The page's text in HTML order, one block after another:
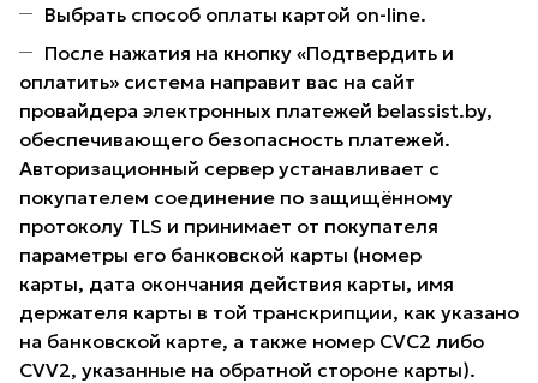
Выбрать способ оплаты картой on-line.
После нажатия на кнопку «Подтвердить и
оплатить» система направит вас на сайт
провайдера электронных платежей belassist.by,
обеспечивающего безопасность платежей.
Авторизационный сервер устанавливает с
покупателем соединение по защищённому
протоколу TLS и принимает от покупателя
параметры его банковской карты (номер
карты, дата окончания действия карты, имя
держателя карты в той транскрипции, как указано
на банковской карте, а также номер CVC2 либо
CVV2, указанные на обратной стороне карты).